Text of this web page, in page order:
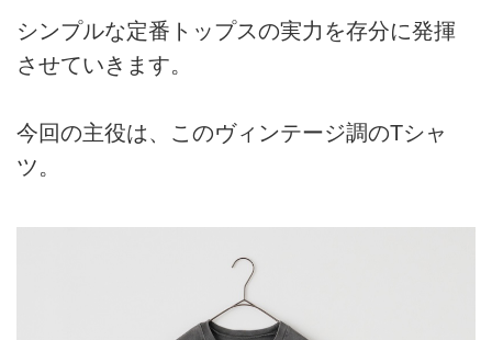
シンプルな定番トップスの実力を存分に発揮
させていきます。
今回の主役は、このヴィンテージ調のTシャ
ツ。